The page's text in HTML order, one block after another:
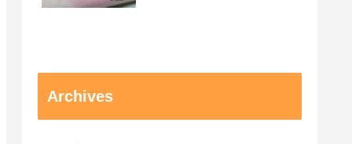
Archives